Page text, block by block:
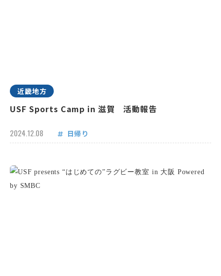
近畿地方
USF Sports Camp in 滋賀 活動報告
2024.12.08 日帰り